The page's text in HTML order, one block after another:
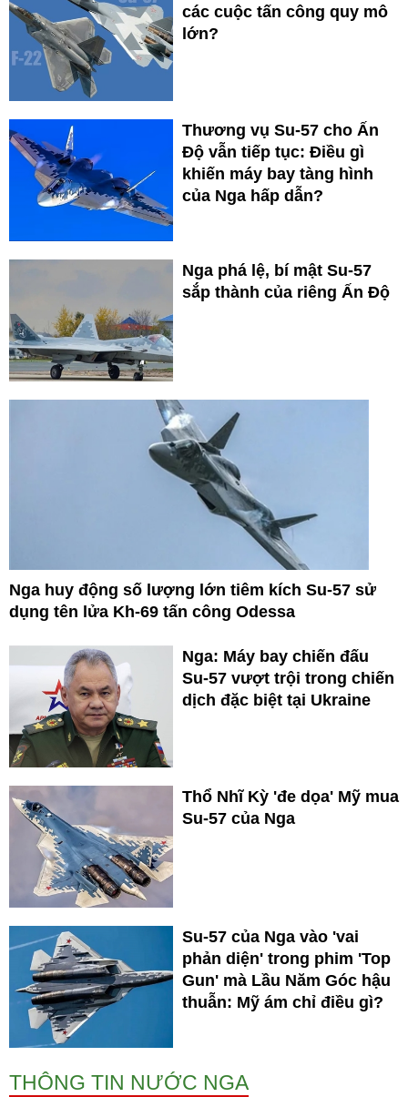
các cuộc tấn công quy mô
lớn?
Thương vụ Su-57 cho Ấn
Độ vẫn tiếp tục: Điều gì
khiến máy bay tàng hình
của Nga hấp dẫn?
Nga phá lệ, bí mật Su-57
sắp thành của riêng Ấn Độ
Nga huy động số lượng lớn tiêm kích Su-57 sử
dụng tên lửa Kh-69 tấn công Odessa
Nga: Máy bay chiến đấu
Su-57 vượt trội trong chiến
dịch đặc biệt tại Ukraine
Thổ Nhĩ Kỳ 'đe dọa' Mỹ mua
Su-57 của Nga
Su-57 của Nga vào 'vai
phản diện' trong phim 'Top
Gun' mà Lầu Năm Góc hậu
thuẫn: Mỹ ám chỉ điều gì?
THÔNG TIN NƯỚC NGA